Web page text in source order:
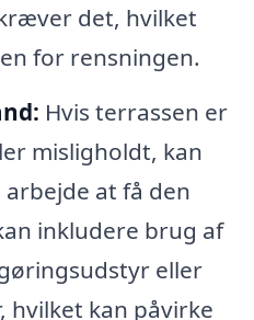
det, hvilket
for rensningen.
Hvis terrassen er
misligholdt, kan
at få den
inkludere brug af
eller
hvilket kan påvirke